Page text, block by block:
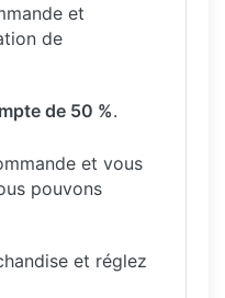
et
de
de 50 %.
et vous
pouvons
et réglez